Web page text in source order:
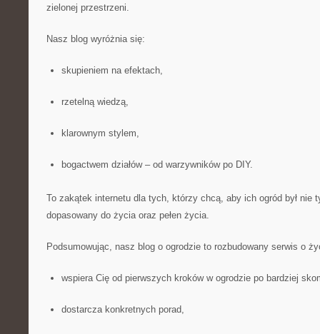
zielonej przestrzeni.
Nasz blog wyróżnia się:
skupieniem na efektach,
rzetelną wiedzą,
klarownym stylem,
bogactwem działów – od warzywników po DIY.
To zakątek internetu dla tych, którzy chcą, aby ich ogród był nie
dopasowany do życia oraz pełen życia.
Podsumowując, nasz blog o ogrodzie to rozbudowany serwis o
wspiera Cię od pierwszych kroków w ogrodzie po bardziej
dostarcza konkretnych porad,